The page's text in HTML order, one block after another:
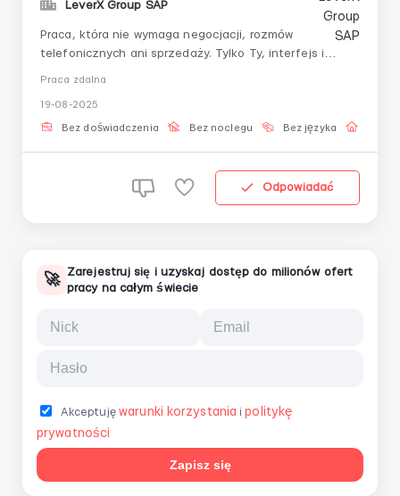
LeverX Group SAP
Praca, która nie wymaga negocjacji, rozmów
telefonicznych ani sprzedaży. Tylko Ty, interfejs i
online z możliwością rozwoju w cyfrowym ekosystemie.
📌 Obowiązki: – Dostęp do systemu za pomocą...
Praca zdalna
19-08-2025
Bez doświadczenia Bez noclegu Bez języka
Odpowiadać
🚀
Zarejestruj się i uzyskaj dostęp do milionów ofert
pracy na całym świecie
Akceptujęwarunki korzystania i politykę
prywatności
Zapisz się